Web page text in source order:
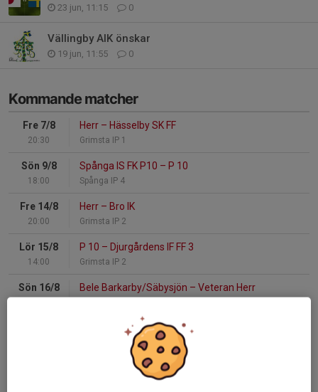
23 jun, 11:15 0
Vällingby AIK önskar
19 jun, 11:55 0
Kommande matcher
Fre 7/8
20:30
Herr – Hässelby SK FF
Grimsta IP 1
Sön 9/8
18:00
Spånga IS FK P10 – P 10
Spånga IP 4
Fre 14/8
20:00
Herr – Bro IK
Grimsta IP 2
Lör 15/8
14:00
P 10 – Djurgårdens IF FF 3
Grimsta IP 2
Sön 16/8 Bele Barkarby/Säbysjön – Veteran Herr
Spånga IS FF –HJ
Sundbyberg FC– Herr